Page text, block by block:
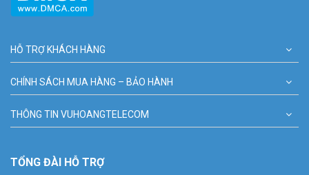
HỖ TRỢ KHÁCH HÀNG
CHÍNH SÁCH MUA HÀNG – BẢO HÀNH
THÔNG TIN VUHOANGTELECOM
TỔNG ĐÀI HỖ TRỢ